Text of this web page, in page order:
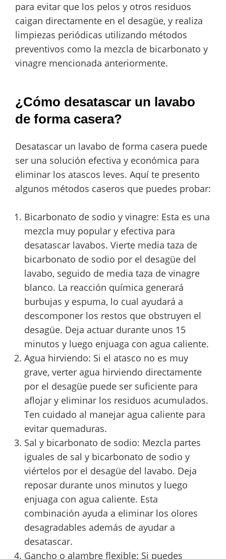
para evitar que los pelos y otros residuos
caigan directamente en el desagüe, y realiza
limpiezas periódicas utilizando métodos
preventivos como la mezcla de bicarbonato y
vinagre mencionada anteriormente.
¿Cómo desatascar un lavabo
de forma casera?
Desatascar un lavabo de forma casera puede
ser una solución efectiva y económica para
eliminar los atascos leves. Aquí te presento
algunos métodos caseros que puedes probar:
Bicarbonato de sodio y vinagre: Esta es una
mezcla muy popular y efectiva para
desatascar lavabos. Vierte media taza de
bicarbonato de sodio por el desagüe del
lavabo, seguido de media taza de vinagre
blanco. La reacción química generará
burbujas y espuma, lo cual ayudará a
descomponer los restos que obstruyen el
desagüe. Deja actuar durante unos 15
minutos y luego enjuaga con agua caliente.
Agua hirviendo: Si el atasco no es muy
grave, verter agua hirviendo directamente
por el desagüe puede ser suficiente para
aflojar y eliminar los residuos acumulados.
Ten cuidado al manejar agua caliente para
evitar quemaduras.
Sal y bicarbonato de sodio: Mezcla partes
iguales de sal y bicarbonato de sodio y
viértelos por el desagüe del lavabo. Deja
reposar durante unos minutos y luego
enjuaga con agua caliente. Esta
combinación ayuda a eliminar los olores
desagradables además de ayudar a
desatascar.
Gancho o alambre flexible: Si puedes